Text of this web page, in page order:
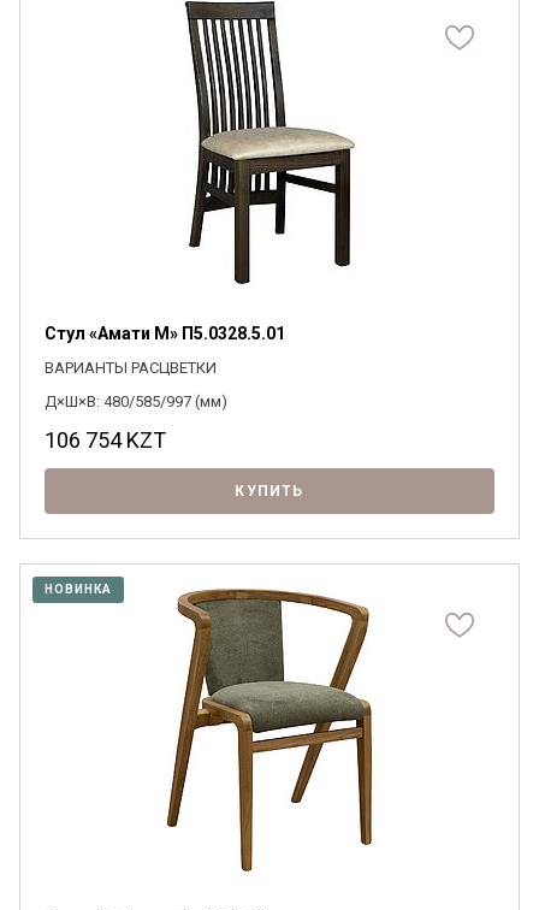
Я ознакомлен сПолитикой
обработки персональных данных и
согласен на их обработку.
Стул «Амати М» П5.0328.5.01
ВАРИАНТЫ РАСЦВЕТКИ
Д×Ш×В: 480/585/997 (мм)
106 754KZT
КУПИТЬ
НОВИНКА